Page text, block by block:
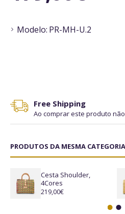
Modelo: PR-MH-U.2
PRODUTOS DA MESMA CATEGORIA
Cesta Shoulder,
4Cores
219,00€
Free Shipping
Ao comprar este produto